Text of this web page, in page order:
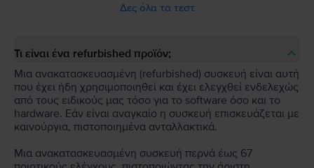
Δες όλα τα τεστ
Τι είναι ένα refurbished προϊόν;
Μια ανακατασκευασμένη (refurbished) συσκευή είναι αυτή
που έχει ήδη χρησιμοποιηθεί και έχει ελεγχθεί ενδελεχώς
από τους ειδικούς μας τόσο για το software όσο και το
hardware. Εάν είναι αναγκαίο η συσκευή επισκευάζεται με
καινούργια, πιστοποιημένα ανταλλακτικά.
Μια ανακατασκευασμένη συσκευή περνά έως 67